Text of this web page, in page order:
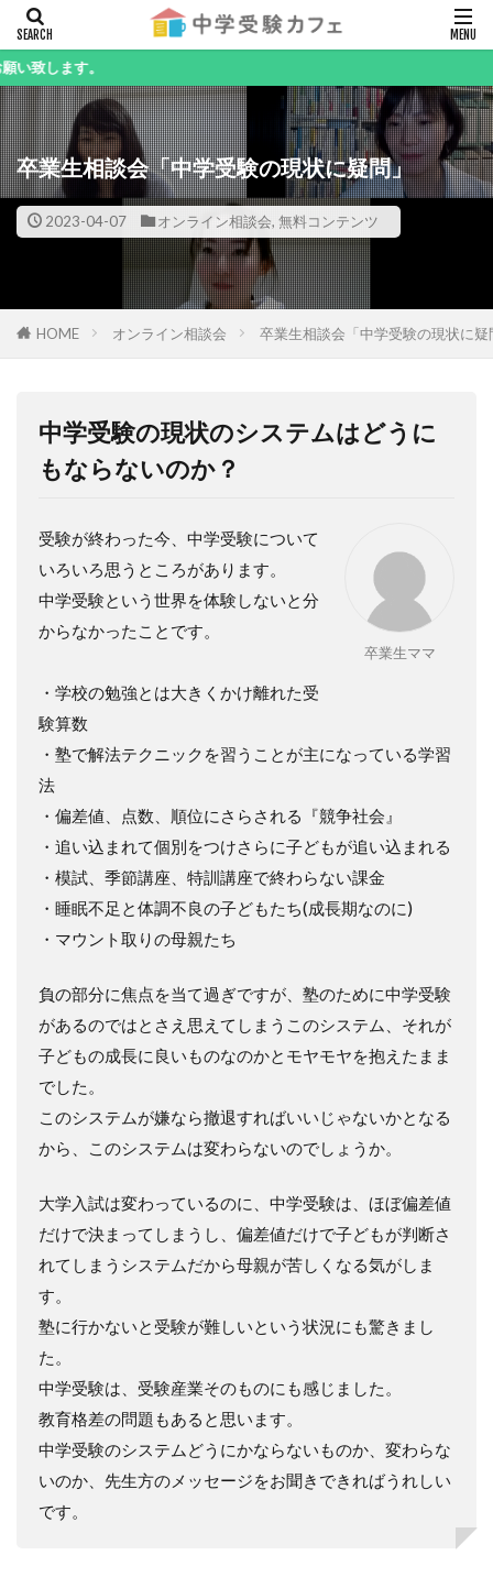
卒業生相談会「中学受験の現状に疑問」
2023-04-07 オンライン相談会, 無料コンテンツ
HOME オンライン相談会 卒業生相談会「中学受験の現状に疑
中学受験の現状のシステムはどうに
もならないのか？
卒業生ママ
受験が終わった今、中学受験について
いろいろ思うところがあります。
中学受験という世界を体験しないと分
からなかったことです。
・学校の勉強とは大きくかけ離れた受
験算数
・塾で解法テクニックを習うことが主になっている学習
法
・偏差値、点数、順位にさらされる『競争社会』
・追い込まれて個別をつけさらに子どもが追い込まれる
・模試、季節講座、特訓講座で終わらない課金
・睡眠不足と体調不良の子どもたち(成長期なのに)
・マウント取りの母親たち
負の部分に焦点を当て過ぎですが、塾のために中学受験
があるのではとさえ思えてしまうこのシステム、それが
子どもの成長に良いものなのかとモヤモヤを抱えたまま
でした。
このシステムが嫌なら撤退すればいいじゃないかとなる
から、このシステムは変わらないのでしょうか。
大学入試は変わっているのに、中学受験は、ほぼ偏差値
だけで決まってしまうし、偏差値だけで子どもが判断さ
れてしまうシステムだから母親が苦しくなる気がしま
す。
塾に行かないと受験が難しいという状況にも驚きまし
た。
中学受験は、受験産業そのものにも感じました。
教育格差の問題もあると思います。
中学受験のシステムどうにかならないものか、変わらな
いのか、先生方のメッセージをお聞きできればうれしい
です。
キーワード
カテゴリー
検索